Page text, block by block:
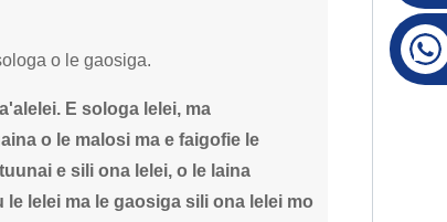
o le gaosiga.
E sologa lelei, ma
o le malosi ma e faigofie le
e sili ona lelei, o le laina
lelei ma le gaosiga sili ona lelei mo